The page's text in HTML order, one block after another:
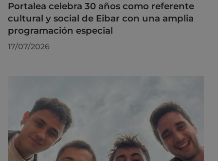
Portalea celebra 30 años como referente
cultural y social de Eibar con una amplia
programación especial
17/07/2026